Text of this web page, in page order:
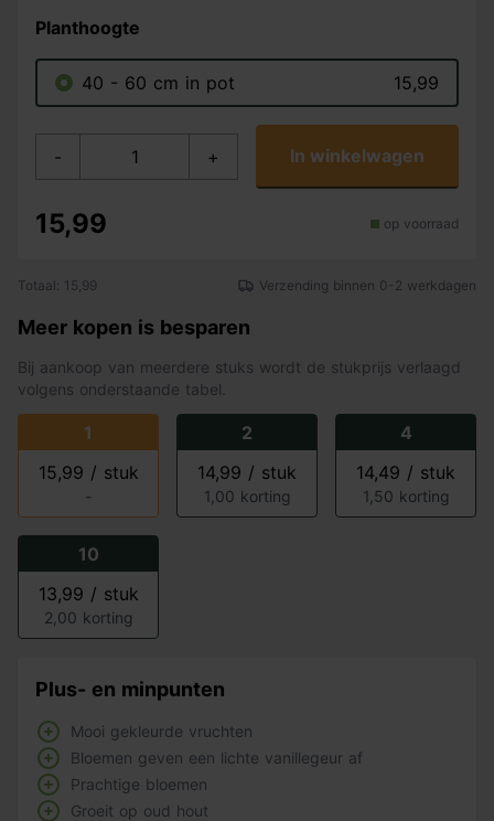
Planthoogte
40 - 60 cm in pot 15,99
- + In winkelwagen
15,99 op voorraad
Totaal: 15,99 Verzending binnen 0-2 werkdagen
Meer kopen is besparen
Bij aankoop van meerdere stuks wordt de stukprijs verlaagd
volgens onderstaande tabel.
1
15,99 / stuk
-
2
14,99 / stuk
1,00 korting
4
14,49 / stuk
1,50 korting
10
13,99 / stuk
2,00 korting
Plus- en minpunten
Mooi gekleurde vruchten
Bloemen geven een lichte vanillegeur af
Prachtige bloemen
Groeit op oud hout